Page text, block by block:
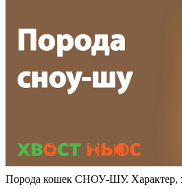
Порода кошек СНОУ-ШУ. Характер,